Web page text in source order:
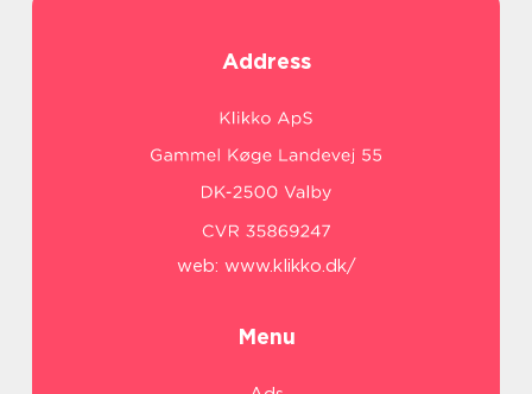
Address
web: www.klikko.dk/
Menu